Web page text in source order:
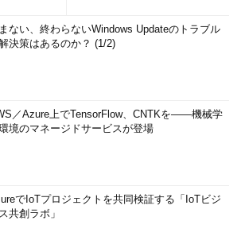
ない、終わらないWindows Updateのトラブル
決策はあるのか？ (1/2)
／Azure上でTensorFlow、CNTKを――機械学
境のマネージドサービスが登場
でIoTプロジェクトを共同検証する「IoTビジ
共創ラボ」